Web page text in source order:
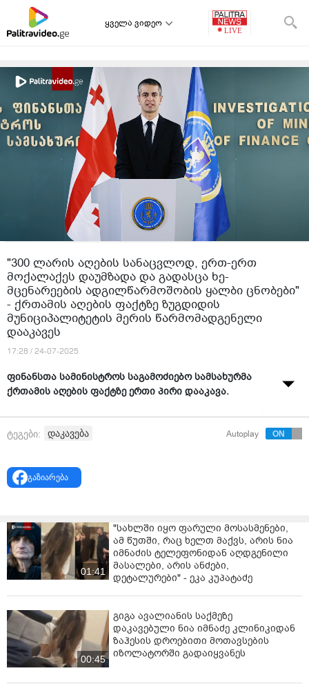
ყველა ვიდეო
"300 ლარის აღების სანაცვლოდ, ერთ-ერთ
მოქალაქეს დაუმზადა და გადასცა ხე-
მცენარეების ადგილწარმოშობის ყალბი ცნობები"
- ქრთამის აღების ფაქტზე ზუგდიდის
მუნიციპალიტეტის მერის წარმომადგენელი
დააკავეს
17:28 / 24-07-2025
ფინანსთა სამინისტროს საგამოძიებო სამსახურმა
ქრთამის აღების ფაქტზე ერთი პირი დააკავა.
კერძოდ, უწყების მიერ გავრცელებული ინფორმაციის
თანახმად, საქართველოს ფინანსთა სამინისტროს
და საგამოძიებო მოქმედებების შედეგად, ქრთამის
აღების ფაქტზე, ზუგდიდის მუნიციპალიტეტის მერის
„გამოძიებით დადგენილია, რომ ე.ბ.-მ,
სამსახურებრივი უფლებამოსილების
განხორციელებისას, პირადი უკანონო მატერიალური
სარგებლის მიღების მიზნით, ქრთამის სახით 300
დაუმზადა და გადასცა ხე-მცენარეების
ადგილწარმოშობის ყალბი ცნობები, რა დროსაც
მოხდა მისი დაკავება.
გამოძიება მიმდინარეობს საქართველოს სისხლის
სამართლის კოდექსის 338-ე მუხლის პირველი
ტეგები: დაკავება Autoplay
გაზიარება
01:41
"სახლში იყო ფარული მოსასმენები,
ამ წუთში, რაც ხელთ მაქვს, არის ნია
იმნაძის ტელეფონიდან აღდგენილი
მასალები, არის ანძები,
დეტალურები" - ეკა კუპატაძე
00:45
გიგა ავალიანის საქმეზე
დაკავებული ნია იმნაძე კლინიკიდან
ზაჰესის დროებითი მოთავსების
იზოლატორში გადაიყვანეს